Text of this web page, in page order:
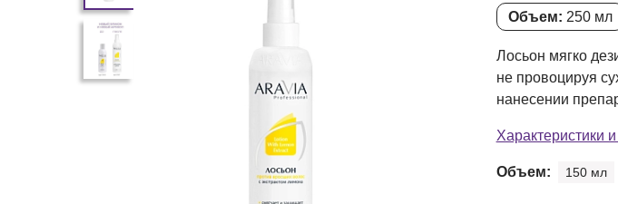
Объем: 250 мл
Лосьон мягко
не провоцируя
нанесении
Характеристики
Объем: 150 мл